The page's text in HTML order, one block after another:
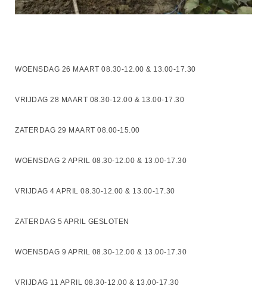
WOENSDAG 26 MAART 08.30-12.00 & 13.00-17.30
VRIJDAG 28 MAART 08.30-12.00 & 13.00-17.30
ZATERDAG 29 MAART 08.00-15.00
WOENSDAG 2 APRIL 08.30-12.00 & 13.00-17.30
VRIJDAG 4 APRIL 08.30-12.00 & 13.00-17.30
ZATERDAG 5 APRIL GESLOTEN
WOENSDAG 9 APRIL 08.30-12.00 & 13.00-17.30
VRIJDAG 11 APRIL 08.30-12.00 & 13.00-17.30